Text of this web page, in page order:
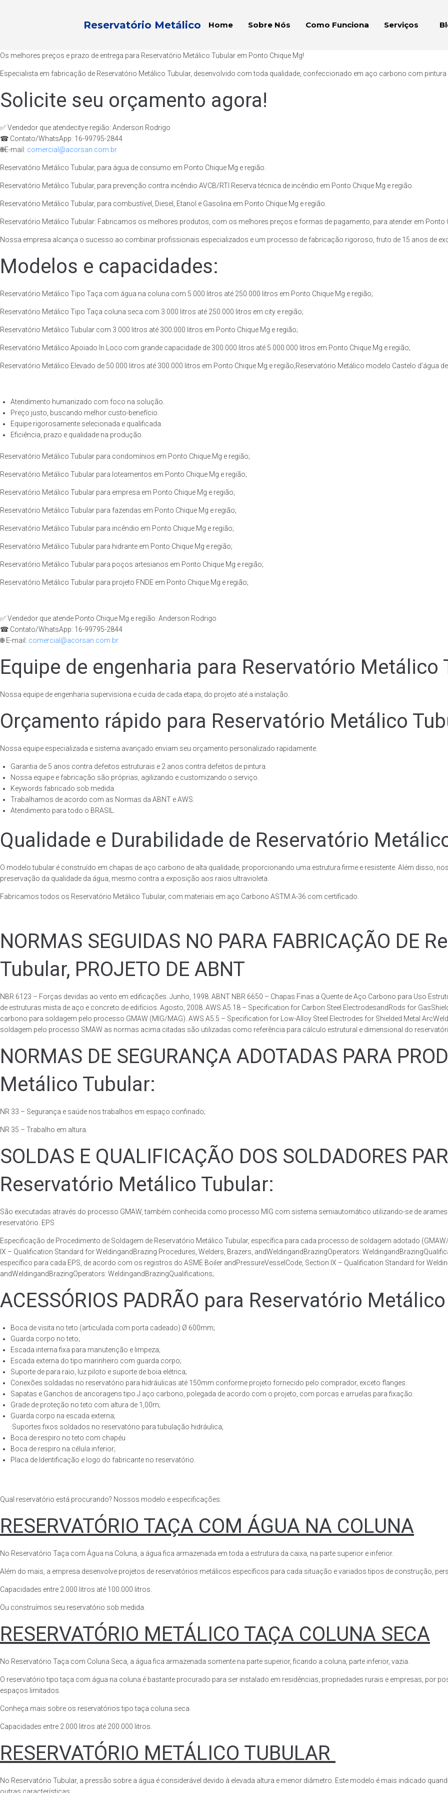
Reservatório Metálico Home Sobre Nós Como Funciona Serviços
Os melhores preços e prazo de entrega para Reservatório Metálico Tubular em Ponto Chique Mg!
Especialista em fabricação de Reservatório Metálico Tubular, desenvolvido com toda qualidade, confeccionado em aço carbono com pintura
Solicite seu orçamento agora!
✅ Vendedor que atendecitye região: Anderson Rodrigo
☎ Contato/WhatsApp: 16-99795-2844
🌐E-mail: comercial@acorsan.com.br
Reservatório Metálico Tubular, para água de consumo em Ponto Chique Mg e região.
Reservatório Metálico Tubular, para prevenção contra incêndio AVCB/RTI Reserva técnica de incêndio em Ponto Chique Mg e região.
Reservatório Metálico Tubular, para combustível, Diesel, Etanol e Gasolina em Ponto Chique Mg e região.
Reservatório Metálico Tubular: Fabricamos os melhores produtos, com os melhores preços e formas de pagamento, para atender em Ponto
Nossa empresa alcança o sucesso ao combinar profissionais especializados e um processo de fabricação rigoroso, fruto de 15 anos de
Modelos e capacidades:
Reservatório Metálico Tipo Taça com água na coluna com 5.000 litros até 250.000 litros em Ponto Chique Mg e região;
Reservatório Metálico Tipo Taça coluna seca com 3.000 litros até 250.000 litros em city e região;
Reservatório Metálico Tubular com 3.000 litros até 300.000 litros em Ponto Chique Mg e região;
Reservatório Metálico Apoiado In Loco com grande capacidade de 300.000 litros até 5.000.000 litros em Ponto Chique Mg e região;
Reservatório Metálico Elevado de 50.000 litros até 300.000 litros em Ponto Chique Mg e região;Reservatório Metálico modelo Castelo d’água
Atendimento humanizado com foco na solução.
Preço justo, buscando melhor custo-benefício.
Equipe rigorosamente selecionada e qualificada.
Eficiência, prazo e qualidade na produção.
Reservatório Metálico Tubular para condomínios em Ponto Chique Mg e região;
Reservatório Metálico Tubular para loteamentos em Ponto Chique Mg e região;
Reservatório Metálico Tubular para empresa em Ponto Chique Mg e região;
Reservatório Metálico Tubular para fazendas em Ponto Chique Mg e região;
Reservatório Metálico Tubular para incêndio em Ponto Chique Mg e região;
Reservatório Metálico Tubular para hidrante em Ponto Chique Mg e região;
Reservatório Metálico Tubular para poços artesianos em Ponto Chique Mg e região;
Reservatório Metálico Tubular para projeto FNDE em Ponto Chique Mg e região;
✅ Vendedor que atende Ponto Chique Mg e região: Anderson Rodrigo
☎ Contato/WhatsApp: 16-99795-2844
🌐 E-mail: comercial@acorsan.com.br
Equipe de engenharia para Reservatório Metálico
Nossa equipe de engenharia supervisiona e cuida de cada etapa, do projeto até a instalação.
Orçamento rápido para Reservatório Metálico
Nossa equipe especializada e sistema avançado enviam seu orçamento personalizado rapidamente.
Garantia de 5 anos contra defeitos estruturais e 2 anos contra defeitos de pintura.
Nossa equipe e fabricação são próprias, agilizando e customizando o serviço.
Keywords fabricado sob medida.
Trabalhamos de acordo com as Normas da ABNT e AWS.
Atendimento para todo o BRASIL.
Qualidade e Durabilidade de Reservatório
O modelo tubular é construído em chapas de aço carbono de alta qualidade, proporcionando uma estrutura firme e resistente. Além disso,
preservação da qualidade da água, mesmo contra a exposição aos raios ultravioleta.
Fabricamos todos os Reservatório Metálico Tubular, com materiais em aço Carbono ASTM A-36 com certificado.
NORMAS SEGUIDAS NO PARA FABRICAÇÃO DE
Tubular, PROJETO DE ABNT
NBR 6123 – Forças devidas ao vento em edificações. Junho, 1998. ABNT NBR 6650 – Chapas Finas a Quente de Aço Carbono para Uso
de estruturas mista de aço e concreto de edifícios. Agosto, 2008. AWS A5.18 – Specification for Carbon Steel ElectrodesandRods for
carbono para soldagem pelo processo GMAW (MIG/MAG). AWS A5.5 – Specification for Low-Alloy Steel Electrodes for Shielded Metal
soldagem pelo processo SMAW as normas acima citadas são utilizadas como referência para cálculo estrutural e dimensional do
NORMAS DE SEGURANÇA ADOTADAS PARA
Metálico Tubular:
NR 33 – Segurança e saúde nos trabalhos em espaço confinado;
NR 35 – Trabalho em altura.
SOLDAS E QUALIFICAÇÃO DOS SOLDADORES
Reservatório Metálico Tubular:
São executadas através do processo GMAW, também conhecida como processo MIG com sistema semiautomático utilizando-se de
reservatório. EPS
Especificação de Procedimento de Soldagem de Reservatório Metálico Tubular, específica para cada processo de soldagem adotado
IX – Qualification Standard for WeldingandBrazing Procedures, Welders, Brazers, andWeldingandBrazingOperators:
específico para cada EPS, de acordo com os registros do ASME Boiler andPressureVesselCode, Section IX – Qualification Standard for
andWeldingandBrazingOperators: WeldingandBrazingQualifications;
ACESSÓRIOS PADRÃO para Reservatório
Boca de visita no teto (articulada com porta cadeado) Ø 600mm;
Guarda corpo no teto;
Escada interna fixa para manutenção e limpeza;
Escada externa do tipo marinheiro com guarda corpo;
Suporte de para raio, luz piloto e suporte de boia elétrica;
Conexões soldadas no reservatório para hidráulicas até 150mm conforme projeto fornecido pelo comprador, exceto flanges.
Sapatas e Ganchos de ancoragens tipo J aço carbono, polegada de acordo com o projeto, com porcas e arruelas para fixação.
Grade de proteção no teto com altura de 1,00m;
Guarda corpo na escada externa;
·Suportes fixos soldados no reservatório para tubulação hidráulica;
Boca de respiro no teto com chapéu
Boca de respiro na célula inferior;
Placa de Identificação e logo do fabricante no reservatório.
Qual reservatório está procurando? Nossos modelo e especificações:
RESERVATÓRIO TAÇA COM ÁGUA NA COLUNA
No Reservatório Taça com Água na Coluna, a água fica armazenada em toda a estrutura da caixa, na parte superior e inferior.
Além do mais, a empresa desenvolve projetos de reservatórios metálicos específicos para cada situação e variados tipos de construção,
Capacidades entre 2.000 litros até 100.000 litros.
Ou construímos seu reservatório sob medida.
RESERVATÓRIO METÁLICO TAÇA COLUNA SECA
No Reservatório Taça com Coluna Seca, a água fica armazenada somente na parte superior, ficando a coluna, parte inferior, vazia.
O reservatório tipo taça com água na coluna é bastante procurado para ser instalado em residências, propriedades rurais e empresas, por
espaços limitados.
Conheça mais sobre os reservatórios tipo taça coluna seca.
Capacidades entre 2.000 litros até 200.000 litros.
RESERVATÓRIO METÁLICO TUBULAR
No Reservatório Tubular, a pressão sobre a água é considerável devido à elevada altura e menor diâmetro. Este modelo é mais indicado